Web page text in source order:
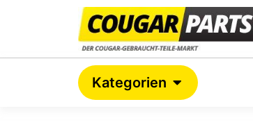
Kategorien Open Kategorien